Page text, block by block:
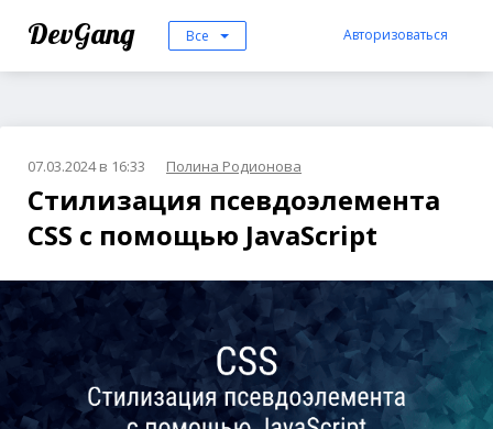
DevGang Все Авторизоваться
07.03.2024 в 16:33 Полина Родионова
Стилизация псевдоэлемента
CSS с помощью JavaScript